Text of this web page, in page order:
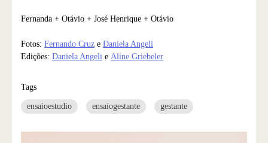
Fernanda + Otávio + José Henrique + Otávio
Fotos: Fernando Cruz e Daniela Angeli
Edições: Daniela Angeli e Aline Griebeler
Tags
ensaioestudio ensaiogestante gestante